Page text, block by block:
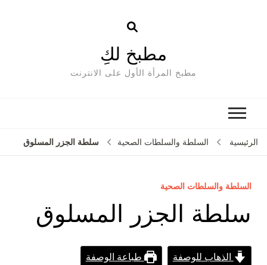
مطبخ لكِ
مطبخ المرأة الأول على الانترنت
الرئيسية السلطة والسلطات الصحية سلطة الجزر المسلوق
السلطة والسلطات الصحية
سلطة الجزر المسلوق
الذهاب للوصفة طباعة الوصفة